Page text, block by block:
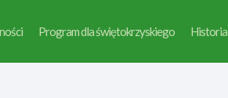
Program dla świętokrzyskiego Historia